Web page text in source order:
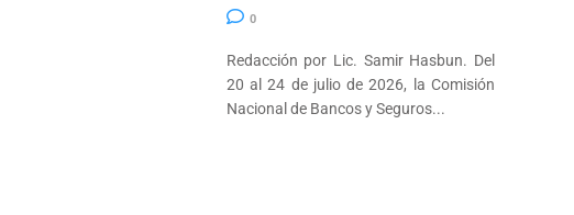
0
Redacción por Lic. Samir Hasbun. Del
20 al 24 de julio de 2026, la Comisión
Nacional de Bancos y Seguros...